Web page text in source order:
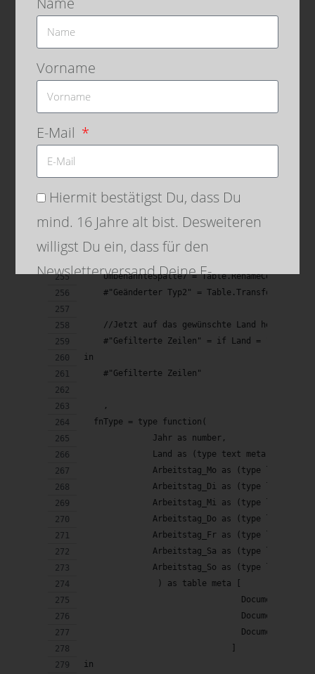
#"Hinzugefügte benutzerdefinierte
#"Hinzugefügte benutzerdefinierte
#"Hinzugefügte benutzerdefinierte
if Arbeitstag_Mo = false then
if Arbeitstag_Di = false then
if Arbeitstag_Mi = false then
if Arbeitstag_Do = false then
if Arbeitstag_Sa = false then
if Arbeitstag_So = false then
#"Hinzugefügte benutzerdefinierte
#"Andere entfernte Spalten" =
UmbenannteSpalte7 =
#"Geänderter Typ2" =
//Jetzt auf das gewünschte Land
#"Gefilterte Zeilen" = if Land = "ALLE"
in
    #"Gefilterte Zeilen"
    ,
  fnType = type function(
              Jahr as number,
Land as (type text meta
Arbeitstag_Mo as (type logical
Arbeitstag_Di as (type logical
Arbeitstag_Mi as (type logical
Arbeitstag_Do as (type logical
Arbeitstag_Fr as (type logical
Arbeitstag_Sa as (type logical
Arbeitstag_So as (type logical
               ) as table meta [
                              ]
in
Vorname
E-Mail
Hiermit bestätigst Du, dass Du
mind. 16 Jahre alt bist. Desweiteren
willigst Du ein, dass für den
Newsletterversand Deine E-
Mailadresse an den Dienstleister
MailChimp (USA) übertragen wird.
Weitere Informationen findest Du in
meiner
Datenschutzerklärung